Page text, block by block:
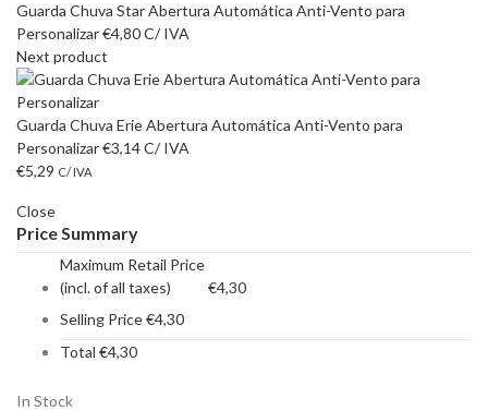
Guarda Chuva Star Abertura Automática Anti-Vento para
Personalizar€4,80C/ IVA
Next product
Guarda Chuva Erie Abertura Automática Anti-Vento para
Personalizar€3,14C/ IVA
€5,29 C/ IVA
Close
Price Summary
Maximum Retail Price
(incl. of all taxes)
€4,30
Selling Price€4,30
Total €4,30
In Stock